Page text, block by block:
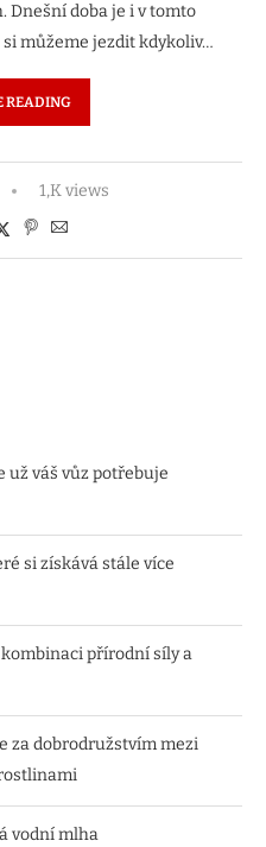
Dnešní doba je i v tomto
můžeme jezdit kdykoliv…
READING
1,K views
už váš vůz potřebuje
si získává stále více
přírodní síly a
za dobrodružstvím mezi
vodní mlha